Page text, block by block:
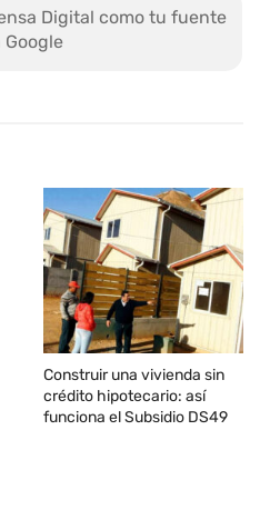
Digital como tu fuente
Construir una vivienda sin
crédito hipotecario: así
funciona el Subsidio DS49